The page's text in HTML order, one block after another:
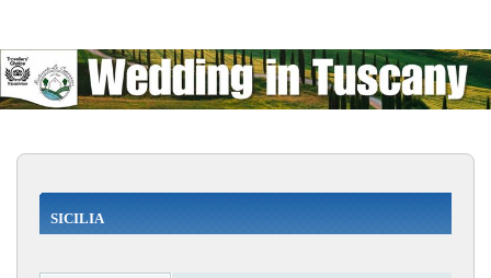
SICILIA